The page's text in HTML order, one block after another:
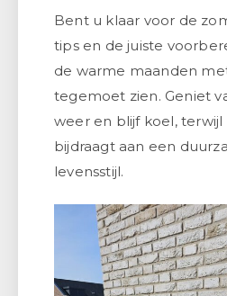
Bent u klaar voor de
tips en de juiste
de warme maanden
tegemoet zien. Geniet
weer en blijf koel,
bijdraagt aan een
levensstijl.